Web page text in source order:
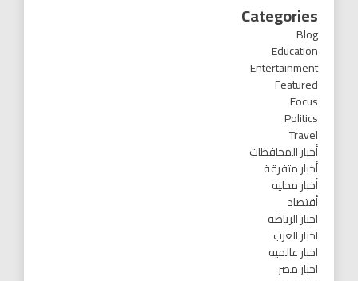
Categories
Blog
Education
Entertainment
Featured
Focus
Politics
Travel
أخبار المحافظات
أخبار متفرقة
أخبار محليه
أقتصاد
اخبار الرياضه
اخبار العرب
اخبار عالميه
اخبار مصر